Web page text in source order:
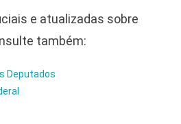
e atualizadas sobre
também:
Deputados